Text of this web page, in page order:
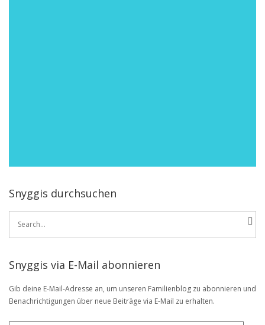
Snyggis durchsuchen
Search
Snyggis via E-Mail abonnieren
Gib deine E-Mail-Adresse an, um unseren Familienblog zu abonnieren und
Benachrichtigungen über neue Beiträge via E-Mail zu erhalten.